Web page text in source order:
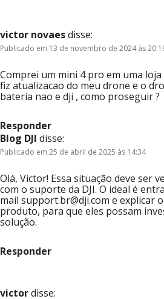
victor novaesdisse:
Publicado em 13 de novembro de 2024 às
Comprei um mini 4 pro em uma
fiz atualizacao do meu drone e o
bateria nao e dji , como proseguir ?
Responder
Blog DJI disse:
Publicado em 25 de abril de 2025 às 14:34
Olá, Victor! Essa situação deve ser
com o suporte da DJI. O ideal é
mail support.br@dji.com e explicar
produto, para que eles possam
solução.
Responder
victordisse: